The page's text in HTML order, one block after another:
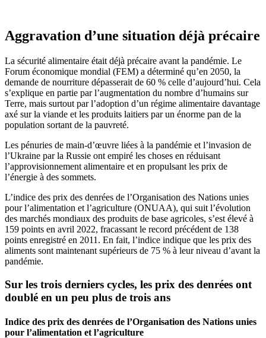
Aggravation d’une situation déjà précaire
La sécurité alimentaire était déjà précaire avant la pandémie. Le
Forum économique mondial (FEM) a déterminé qu’en 2050, la
demande de nourriture dépasserait de 60 % celle d’aujourd’hui. Cela
s’explique en partie par l’augmentation du nombre d’humains sur
Terre, mais surtout par l’adoption d’un régime alimentaire davantage
axé sur la viande et les produits laitiers par un énorme pan de la
population sortant de la pauvreté.
Les pénuries de main-d’œuvre liées à la pandémie et l’invasion de
l’Ukraine par la Russie ont empiré les choses en réduisant
l’approvisionnement alimentaire et en propulsant les prix de
l’énergie à des sommets.
L’indice des prix des denrées de l’Organisation des Nations unies
pour l’alimentation et l’agriculture (ONUAA), qui suit l’évolution
des marchés mondiaux des produits de base agricoles, s’est élevé à
159 points en avril 2022, fracassant le record précédent de 138
points enregistré en 2011. En fait, l’indice indique que les prix des
aliments sont maintenant supérieurs de 75 % à leur niveau d’avant la
pandémie.
Sur les trois derniers cycles, les prix des denrées ont
doublé en un peu plus de trois ans
Indice des prix des denrées de l’Organisation des Nations unies
pour l’alimentation et l’agriculture